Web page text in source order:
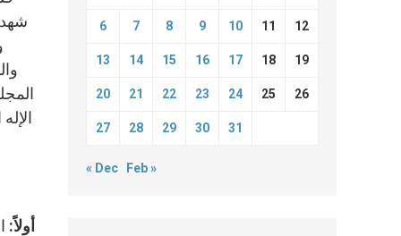
أولاً:
6 7 8 9 10 11 12
13 14 15 16 17 18 19
20 21 22 23 24 25 26
27 28 29 30 31
« Dec Feb »